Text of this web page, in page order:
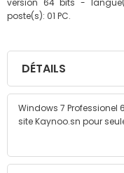
version 64 bits -
poste(s): 01 PC.
DÉTAILS
Windows 7 Professionel
site Kaynoo.sn pour